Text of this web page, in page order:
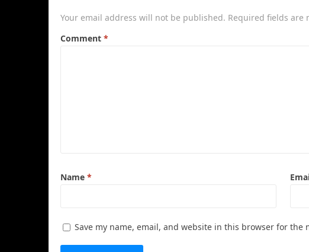
Your email address will not be published. Required fields are
Comment *
Name *
Save my name, email, and website in this browser for the